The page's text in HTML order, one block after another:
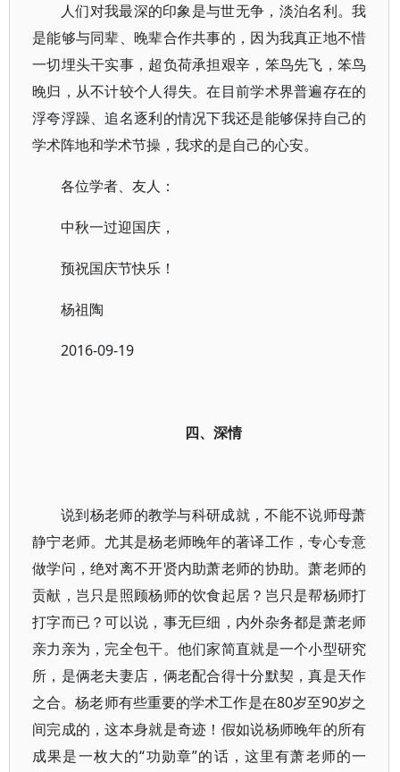
人们对我最深的印象是与世无争，淡泊名利。我
是能够与同辈、晚辈合作共事的，因为我真正地不惜
一切埋头干实事，超负荷承担艰辛，笨鸟先飞，笨鸟
晚归，从不计较个人得失。在目前学术界普遍存在的
浮夸浮躁、追名逐利的情况下我还是能够保持自己的
学术阵地和学术节操，我求的是自己的心安。
各位学者、友人：
中秋一过迎国庆，
预祝国庆节快乐！
杨祖陶
2016-09-19
四、深情
说到杨老师的教学与科研成就，不能不说师母萧
静宁老师。尤其是杨老师晚年的著译工作，专心专意
做学问，绝对离不开贤内助萧老师的协助。萧老师的
贡献，岂只是照顾杨师的饮食起居？岂只是帮杨师打
打字而已？可以说，事无巨细，内外杂务都是萧老师
亲力亲为，完全包干。他们家简直就是一个小型研究
所，是俩老夫妻店，俩老配合得十分默契，真是天作
之合。杨老师有些重要的学术工作是在80岁至90岁之
间完成的，这本身就是奇迹！假如说杨师晚年的所有
成果是一枚大的“功勋章”的话，这里有萧老师的一